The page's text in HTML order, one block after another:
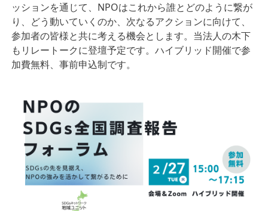
ッションを通じて、NPOはこれから誰とどのように繋が
り、どう動いていくのか、次なるアクションに向けて、
参加者の皆様と共に考える機会とします。当法人の木下
もリレートークに登壇予定です。ハイブリッド開催で参
加費無料、事前申込制です。